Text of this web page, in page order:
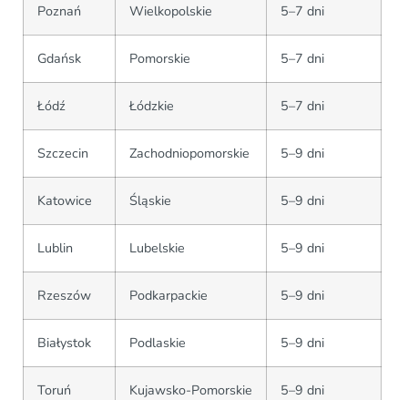
Poznań Wielkopolskie 5–7 dni
Gdańsk Pomorskie 5–7 dni
Łódź Łódzkie 5–7 dni
Szczecin Zachodniopomorskie 5–9 dni
Katowice Śląskie 5–9 dni
Lublin Lubelskie 5–9 dni
Rzeszów Podkarpackie 5–9 dni
Białystok Podlaskie 5–9 dni
Toruń Kujawsko-Pomorskie 5–9 dni